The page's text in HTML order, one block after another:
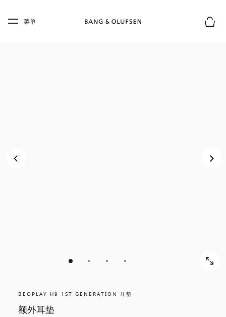
Skip to main footer
菜单
BEOPLAY H9 1ST GENERATION 耳垫
额外耳垫